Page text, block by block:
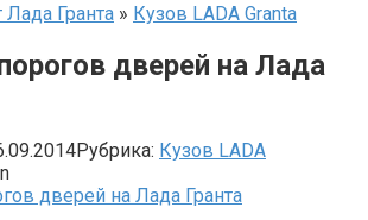
Гранта » Кузов LADA Granta
дверей на Лада
Рубрика: Кузов LADA